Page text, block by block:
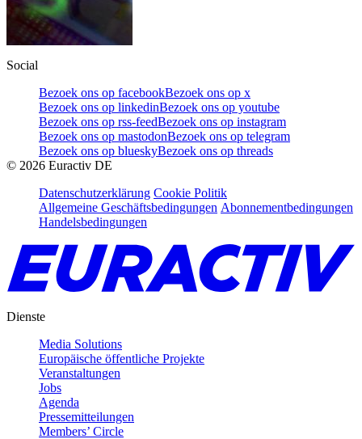
Social
Bezoek ons op facebookBezoek ons op x
Bezoek ons op linkedinBezoek ons op youtube
Bezoek ons op rss-feedBezoek ons op instagram
Bezoek ons op mastodonBezoek ons op telegram
Bezoek ons op blueskyBezoek ons op threads
© 2026 Euractiv DE
Datenschutzerklärung Cookie Politik
Allgemeine Geschäftsbedingungen Abonnementbedingungen
Handelsbedingungen
Dienste
Media Solutions
Europäische öffentliche Projekte
Veranstaltungen
Jobs
Agenda
Pressemitteilungen
Members’ Circle